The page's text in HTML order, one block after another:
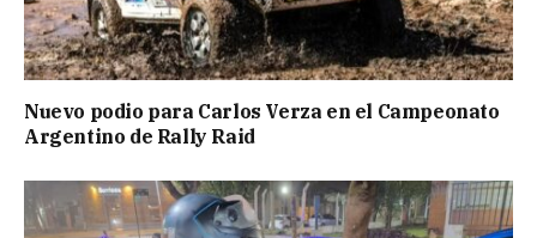
Nuevo podio para Carlos Verza en el Campeonato
Argentino de Rally Raid